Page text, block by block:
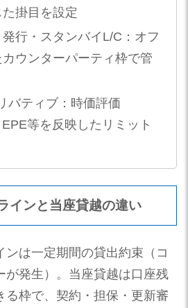
掛目を設定
行・スタンバイL/C：オフ
ウンターパーティ枠で管
バティブ：時価評価
EPE等を反映したリミット
インと当座貸越の違い
ンは一定期間の貸出約束（コ
が発生）。当座貸越は口座残
る枠で、契約・担保・更新審